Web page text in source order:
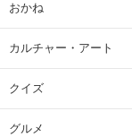
おかね
カルチャー・アート
クイズ
グルメ